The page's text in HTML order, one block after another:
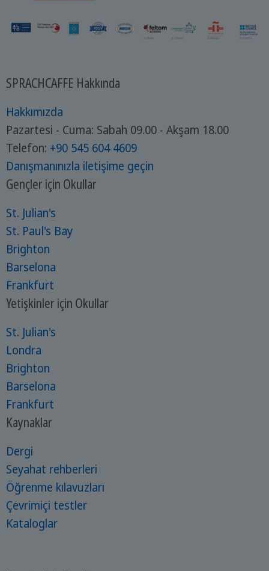
SPRACHCAFFE Hakkında
Hakkımızda
Pazartesi - Cuma: Sabah 09.00 - Akşam 18.00
Telefon: +90 545 604 4609
Danışmanınızla iletişime geçin
Gençler için Okullar
St. Julian's
St. Paul's Bay
Brighton
Barselona
Frankfurt
Yetişkinler için Okullar
St. Julian's
Londra
Brighton
Barselona
Frankfurt
Kaynaklar
Dergi
Seyahat rehberleri
Öğrenme kılavuzları
Çevrimiçi testler
Kataloglar